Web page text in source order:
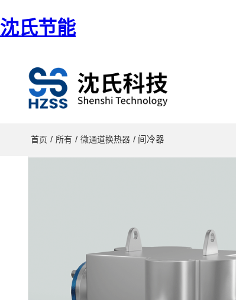
沈氏节能
首页 / 所有 / 微通道换热器 / 间冷器